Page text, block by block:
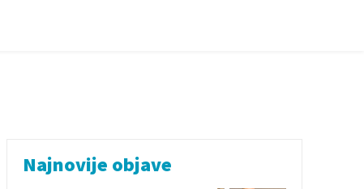
Najnovije objave